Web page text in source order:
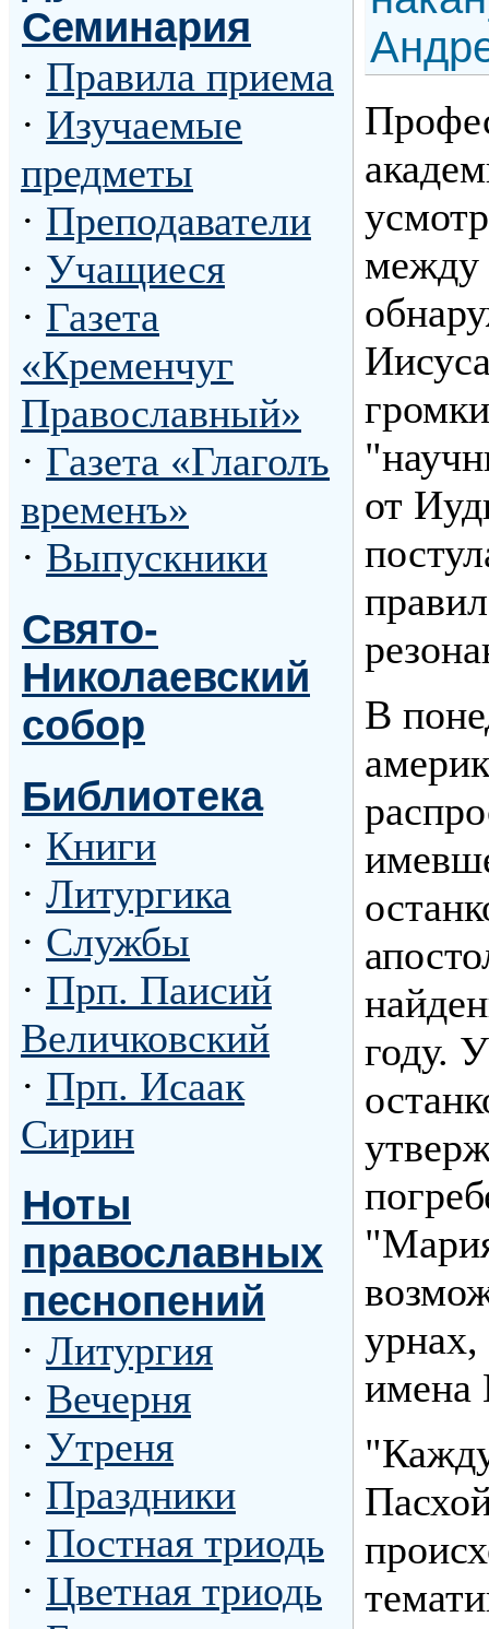
Семинария
· Правила приема
· Изучаемые
предметы
· Преподаватели
· Учащиеся
· Газета
«Кременчуг
Православный»
· Газета «Глаголъ
временъ»
· Выпускники
Свято-
Николаевский
собор
Библиотека
· Книги
· Литургика
· Службы
· Прп. Паисий
Величковский
· Прп. Исаак
Сирин
Ноты
православных
песнопений
· Литургия
· Вечерня
· Утреня
· Праздники
· Постная триодь
· Цветная триодь
между
от
В
году.
имена